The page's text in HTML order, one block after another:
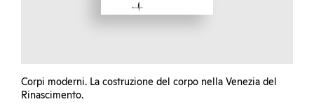
Corpi moderni. La costruzione del corpo nella Venezia del
Rinascimento.